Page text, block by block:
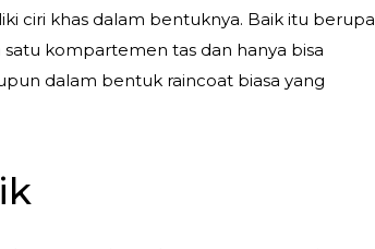
ciri khas dalam bentuknya. Baik itu berupa
kompartemen tas dan hanya bisa
dalam bentuk raincoat biasa yang